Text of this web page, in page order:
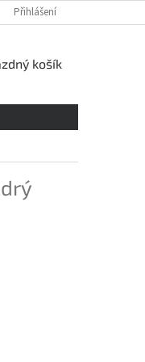
VŠE O NÁKUPU
Přihlášení
košík